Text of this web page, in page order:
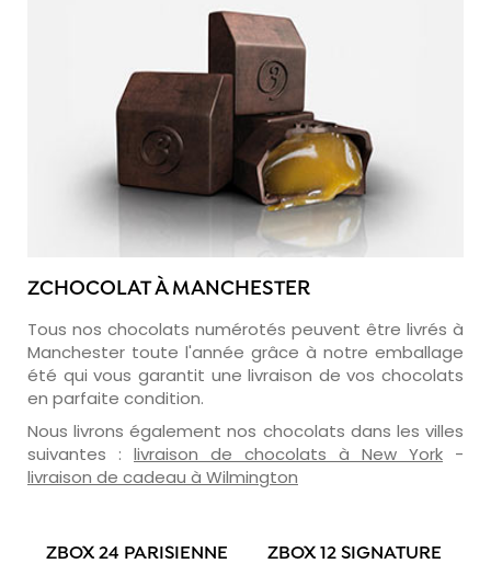
ZCHOCOLAT À MANCHESTER
Tous nos chocolats numérotés peuvent être livrés à
Manchester toute l'année grâce à notre emballage
été qui vous garantit une livraison de vos chocolats
en parfaite condition.
Nous livrons également nos chocolats dans les villes
suivantes : livraison de chocolats à New York -
livraison de cadeau à Wilmington
ZBOX 24 PARISIENNE ZBOX 12 SIGNATURE